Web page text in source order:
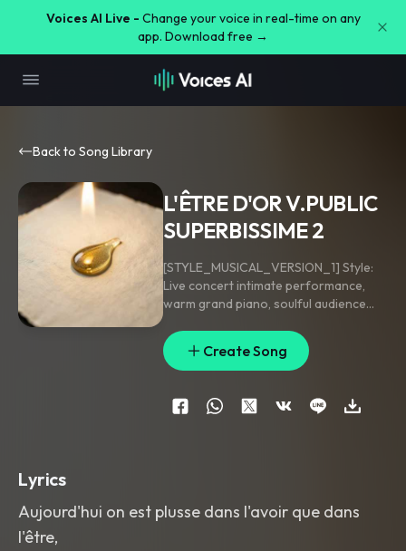
Voices AI Live - Change your voice in real-time on any
app. Download free →
Back to Song Library
L'ÊTRE D'OR V.PUBLIC
SUPERBISSIME 2
[STYLE_MUSICAL_VERSION_1] Style:
Live concert intimate performance,
warm grand piano, soulful audience
[INDICATIONS_VOIX_VERSION_1]
Vocals: Higher-pitched male tenor
incredibly airy and crystal-clear.
Creamy
,honeyed
and velvety texture
that caresses every syllable. Round
and light.
[STYLE_MUSICAL_VERSION_2] Style:
Create Song
Lyrics
Aujourd'hui on est plusse dans l'avoir que dans
l'être,